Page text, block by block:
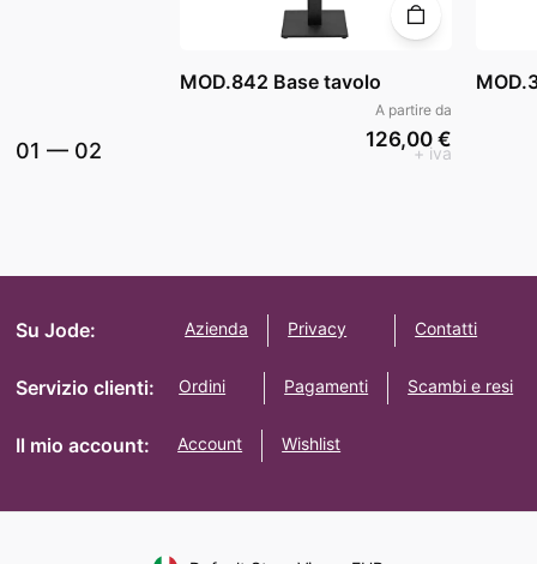
01 — 02
MOD.842 Base tavolo
A partire da
126,00 €
+ iva
Su Jode: Azienda Privacy Contatti
Servizio clienti: Ordini Pagamenti Scambi e resi
Il mio account: Account Wishlist